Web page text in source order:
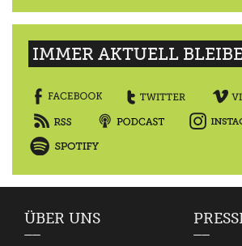
IMMER AKTUELL
ÜBER UNS